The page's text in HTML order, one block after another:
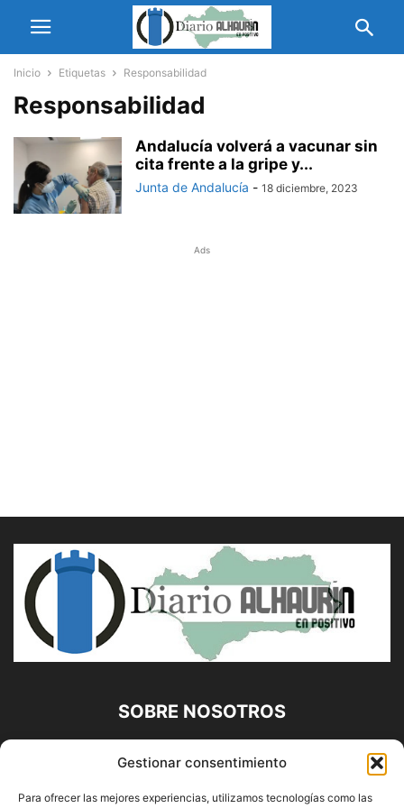
Gestionar consentimiento
Para ofrecer las mejores experiencias, utilizamos tecnologías como las
Inicio Etiquetas Responsabilidad
Responsabilidad
Andalucía volverá a vacunar sin
cita frente a la gripe y...
Junta de Andalucía - 18 diciembre, 2023
Ads
SOBRE NOSOTROS
Diario Alhaurín (www.alhaurindelatorre.com) Propiedad de
Francisco E. López López | 639 95 71 95 | Noticias de
Alhaurín de la Torre, Málaga y Provincia|